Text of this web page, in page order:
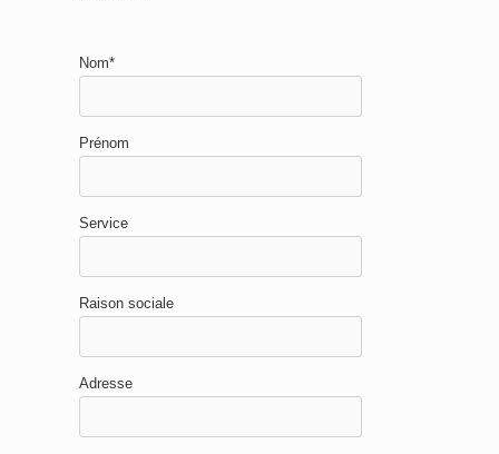
Nom*
Prénom
Service
Raison sociale
Adresse